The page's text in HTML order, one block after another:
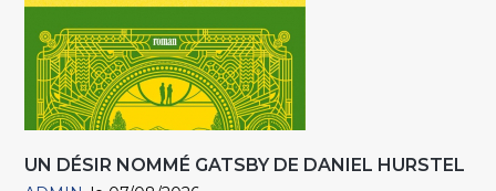
UN DÉSIR NOMMÉ GATSBY DE DANIEL HURSTEL